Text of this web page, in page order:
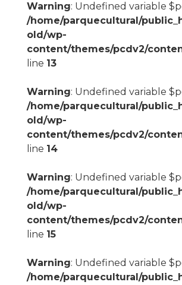
Warning: Undefined variable
/home/parquecultural/
old/wp-
content/themes/pcdv2/
line 13
Warning: Undefined variable
/home/parquecultural/
old/wp-
content/themes/pcdv2/
line 14
Warning: Undefined variable
/home/parquecultural/
old/wp-
content/themes/pcdv2/
line 15
Warning: Undefined variable
/home/parquecultural/